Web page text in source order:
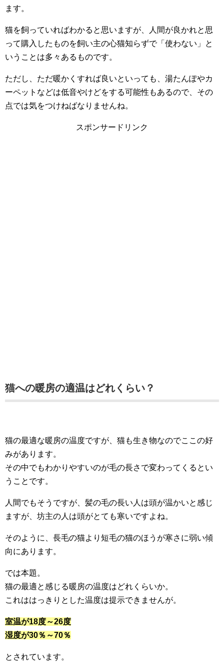
ます。
猫を飼っていればわかると思いますが、人間が良かれと思
って購入したものを飼い主の心猫知らずで「使わない」と
いうことは多々あるものです。
ただし、ただ暖かくすれば良いといっても、湯たんぽやカ
ーペットなどは低音やけどをする可能性もあるので、その
点では気をつけねばなりませんね。
スポンサードリンク
猫への暖房の適温はどれくらい？
猫の最適な暖房の温度ですが、猫も生き物なのでここの好
みがあります。
その中でもわかりやすいのが毛の長さで変わってくるとい
うことです。
人間でもそうですが、髪の毛の長い人は頭が温かいと感じ
ますが、坊主の人は頭がとても寒いですよね。
そのように、長毛の猫より短毛の猫のほうが寒さに弱い傾
向にあります。
では本題。
猫の最適と感じる暖房の温度はどれくらいか。
これははっきりとした温度は提示できませんが。
室温が18度～26度
湿度が30％～70％
とされています。